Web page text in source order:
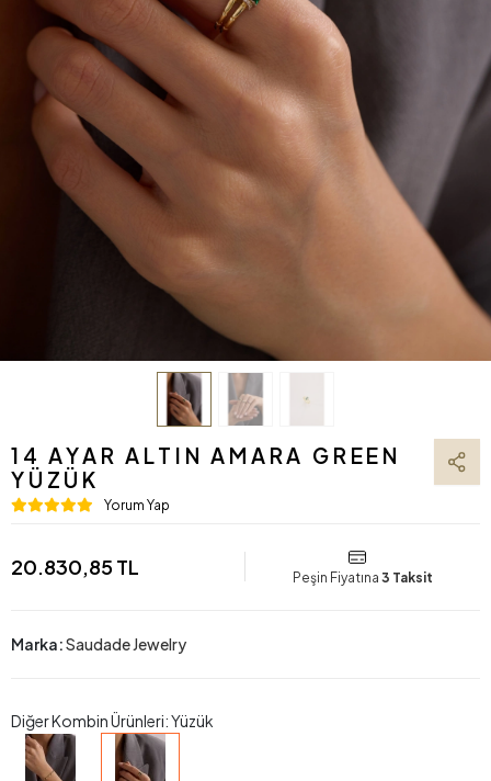
14 AYAR ALTIN AMARA GREEN
YÜZÜK
Yorum Yap
20.830,85 TL Peşin Fiyatına 3 Taksit
Marka:Saudade Jewelry
Diğer Kombin Ürünleri: Yüzük